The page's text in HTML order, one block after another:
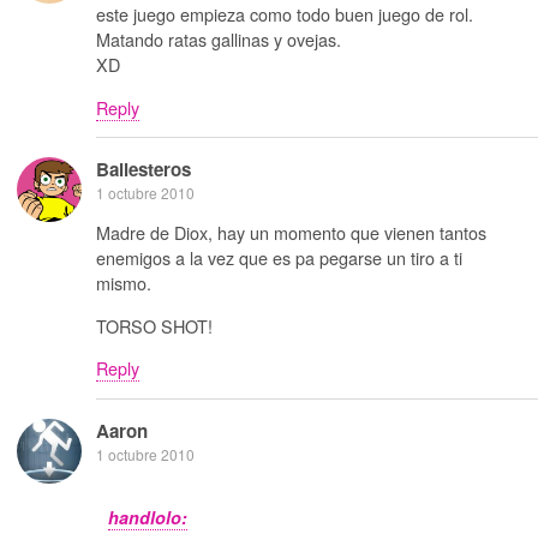
este juego empieza como todo buen juego de rol.
Matando ratas gallinas y ovejas.
XD
Reply
Ballesteros
1 octubre 2010
Madre de Diox, hay un momento que vienen tantos
enemigos a la vez que es pa pegarse un tiro a ti
mismo.
TORSO SHOT!
Reply
Aaron
1 octubre 2010
handlolo: